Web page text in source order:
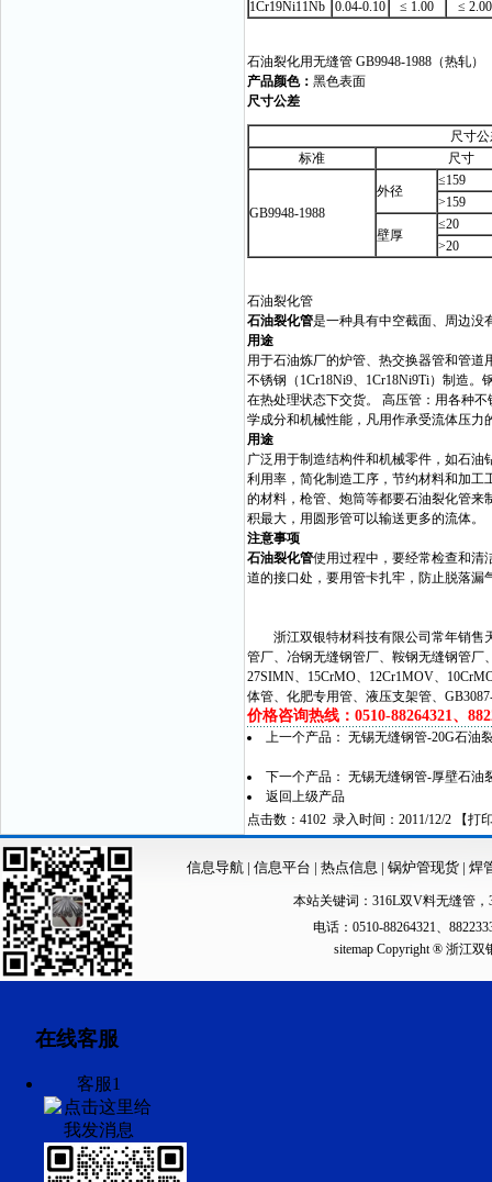
1Cr19Ni11Nb 0.04-0.10 ≤ 1.00 ≤ 2.00
石油裂化用无缝管 GB9948-1988（热轧）
产品颜色： 黑色表面
尺寸公差
尺寸公
标准
尺寸
GB9948-1988
外径
≤159
>159
壁厚
≤20
>20
石油裂化管
石油裂化管是一种具有中空截面、周边没
用途
用于石油炼厂的炉管、热交换器管和管道
不锈钢（1Cr18Ni9、1Cr18Ni9Ti）制造
在热处理状态下交货。 高压管：用各种
学成分和机械性能，凡用作承受流体压力
用途
广泛用于制造结构件和机械零件，如石
利用率，简化制造工序，节约材料和加
的材料，枪管、炮筒等都要石油裂化管
积最大，用圆形管可以输送更多的流体。
注意事项
石油裂化管使用过程中，要经常检查和清
道的接口处，要用管卡扎牢，防止脱落漏
浙江双银特材科技有限公司常年销售天
管厂、冶钢无缝钢管厂、鞍钢无缝钢管厂
27SIMN、15CrMO、12Cr1MOV、
体管、化肥专用管、液压支架管、
价格咨询热线：0510-88264321、
上一个产品： 无锡无缝钢管-20G石油
下一个产品： 无锡无缝钢管-厚壁石油
返回上级产品
点击数：4102 录入时间：2011/12/2 【打
信息导航| 信息平台 | 热点信息 | 锅炉管现货 | 焊
本站关键词： 316L双V料无缝管 ，
电话：0510-88264321、
sitemapCopyright ® 浙江双
在线客服
客服1